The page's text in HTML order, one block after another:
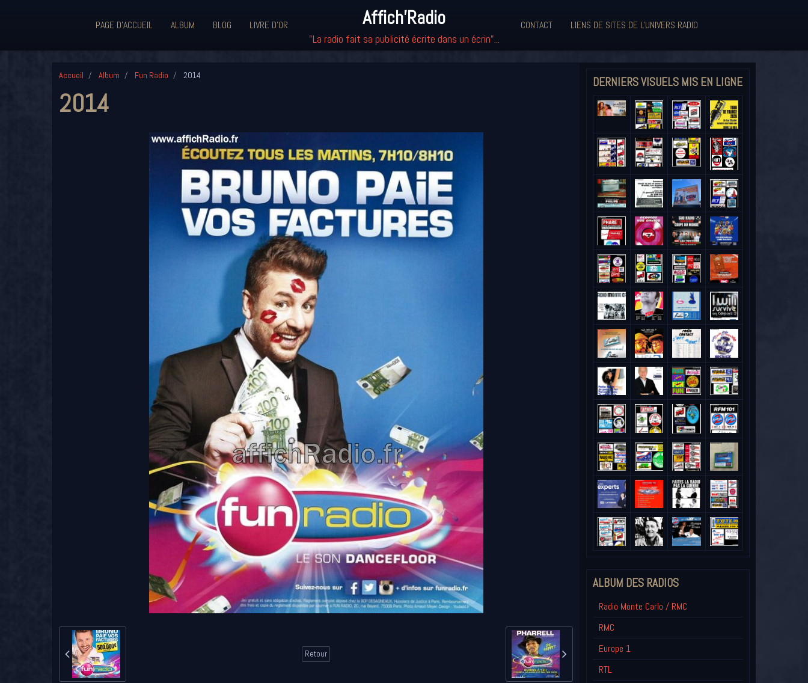
PAGE D'ACCUEIL ALBUM BLOG LIVRE D'OR Affich'Radio
"La radio fait sa publicité écrite dans un écrin"...
CONTACT LIENS DE SITES DE L'UNIVERS RADIO
Accueil Album Fun Radio 2014
2014
Retour
DERNIERS VISUELS MIS EN LIGNE
ALBUM DES RADIOS
Radio Monte Carlo / RMC
RMC
Europe 1
RTL